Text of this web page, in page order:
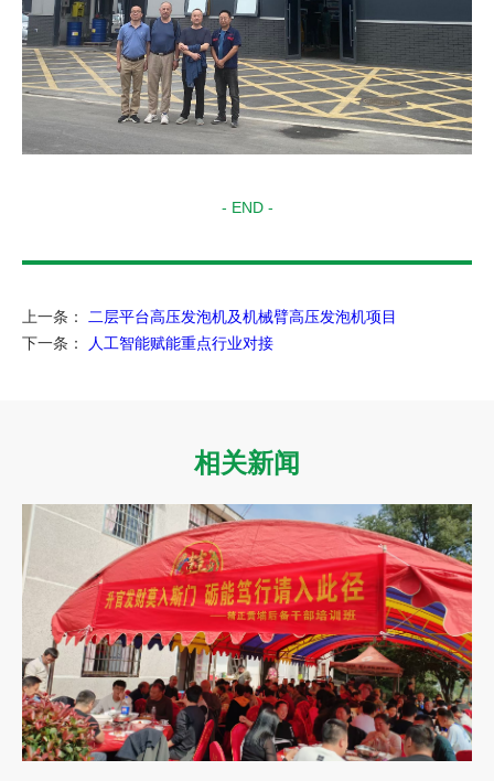
- END -
上一条：
二层平台高压发泡机及机械臂高压发泡机项目
下一条：
人工智能赋能重点行业对接
相关新闻